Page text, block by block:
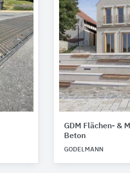
GDM Flächen- &
Beton
GODELMANN